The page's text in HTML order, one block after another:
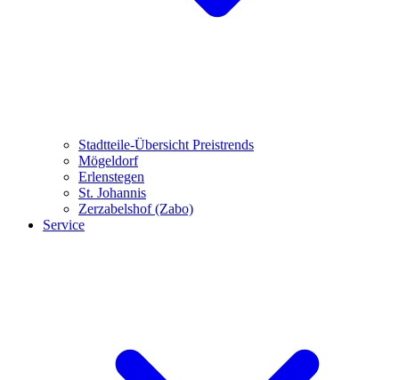
Stadtteile-Übersicht Preistrends
Mögeldorf
Erlenstegen
St. Johannis
Zerzabelshof (Zabo)
Service